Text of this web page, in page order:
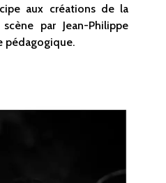
aux créations de la
par Jean-Philippe
pédagogique.